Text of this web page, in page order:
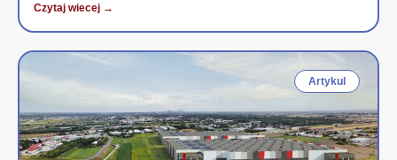
Czytaj wiecej →
Artykul